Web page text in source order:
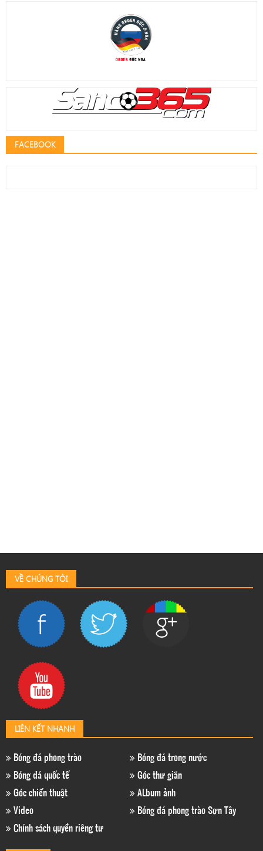
FACEBOOK
VỀ CHÚNG TÔI
LIÊN KẾT NHANH
Bóng đá phong trào
Bóng đá trong nước
Bóng đá quốc tế
Góc thư giãn
Góc chiến thuật
ALbum ảnh
Video
Bóng đá phong trào Sơn Tây
Chính sách quyền riêng tư